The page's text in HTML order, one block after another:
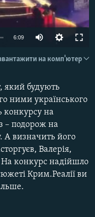
6:09
на комп'ютер
який будують
ними українського
конкурсу на
– подорож на
А визначить його
Валерія,
На конкурс надійшло
Крим.Реалії ви